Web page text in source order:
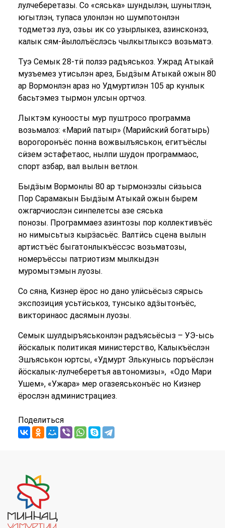
лулчеберетазы. Со «сяська» шундылэн, шунытлэн,
югытлэн, тупаса улонлэн но шумпотонлэн
тодметэз луэ, озьы ик со узырлыкез, азинсконэз,
калык сям-йылолъёслэсь чылкытлыксэ возьматэ.
Туэ Семык 28-тӥ ползэ радъяськоз. Ужрад Атыкай
музъемез утисьлэн арез, Быдӟым Атыкай ожын 80
ар Вормонлэн араз но Удмуртилэн 105 ар кунлык
басьтэмез тырмон улсын ортчоз.
Лыктэм куноосты мур пуштросо программа
возьмалоз: «Марий патыр» (Марийский богатырь)
ворогоронъёс понна вожвылъяськон, егитъёслы
сӥзем эстафетаос, нылпи шудон программаос,
спорт азбар, вал вылын ветлон.
Быдӟым Вормонлы 80 ар тырмонэзлы сӥзьыса
Пор Сарамакын Быдӟым Атыкай ожын бырем
ожгарчиослэн синпелетсы азе сяська
понозы. Программаез азинтозы пор коллективъёс
но нимысьтыз кырӟасьёс. Валтӥсь сцена вылын
артистъёс быгатонлыкъёссэс возьматозы,
номеръёссы патриотизм мылкыдэн
муромытэмын луозы.
Со сяна, Кизнер ёрос но дано улӥсьёсыз сярысь
экспозиция усьтӥськоз, тунсыко адӟытонъёс,
викторинаос дасямын луозы.
Семык шулдыръяськонлэн радъясьёсыз – УЭ-ысь
йӧскалык политикая министерство, Калыкъёслэн
Эшъяськон юртсы, «Удмурт Элькунысь поръёслэн
йӧскалык-лулчеберетъя автономизы», «Одо Мари
Ушем», «Ужара» мер огазеяськонъёс но Кизнер
ёрослэн администрациез.
Поделиться